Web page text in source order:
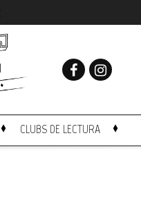
CLUBS DE LECTURA